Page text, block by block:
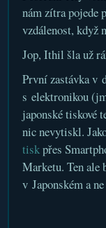
nám zítra pojede
vzdálenost, když
Jop, Ithil šla už
První zastávka v
s elektronikou
japonské tiskové
nic nevytiskl.
tiskpřes
Marketu. Ten ale
v Japonském a